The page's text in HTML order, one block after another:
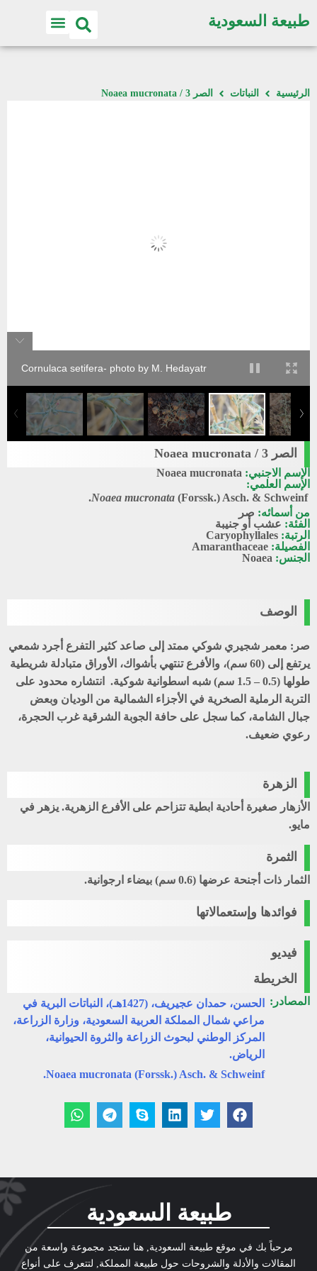
طبيعة السعودية
الرئيسية النباتات الصر 3 / Noaea mucronata
Cornulaca setifera- photo by M. Hedayatr
الصر 3 / Noaea mucronata
الإسم الاجنبي: Noaea mucronata
الإسم العلمي:
Noaea mucronata (Forssk.) Asch. & Schweinf.
من أسمائه: صر
الفئة: عشب أو جنيبة
الرتبة: Caryophyllales
الفصيلة: Amaranthaceae
الجنس: Noaea
الوصف
صر : معمر شجيري شوكي ممتد إلى صاعد كثير التفرع أجرد شمعي
يرتفع إلى (60 سم)، والأفرع تنتهي بأشواك، الأوراق متبادلة شريطية
طولها (0.5 – 1.5 سم) شبه اسطوانية شوكية. انتشاره محدود على
التربة الرملية الصخرية في الأجزاء الشمالية من الوديان وبعض
جبال الشامة، كما سجل على حافة الجوبة الشرقية غرب الحجرة،
رعوي ضعيف.
الزهرة
الأزهار صغيرة أحادية ابطية تتزاحم على الأفرع الزهرية. يزهر في
مايو.
الثمرة
الثمار ذات أجنحة عرضها (0.6 سم) بيضاء ارجوانية.
فوائدها وإستعمالاتها
فيديو
الخريطة
المصادر:
الحسن، حمدان عجيريف، (1427هـ)، النباتات البرية في
مراعي شمال المملكة العربية السعودية، وزارة الزراعة،
المركز الوطني لبحوث الزراعة والثروة الحيوانية،
الرياض.
Noaea mucronata (Forssk.) Asch. & Schweinf.
طبيعة السعودية
مرحباً بك في موقع طبيعة السعودية, هنا ستجد مجموعة واسعة من
المقالات والأدلة والشروحات حول طبيعة المملكة, لتتعرف على أنواع